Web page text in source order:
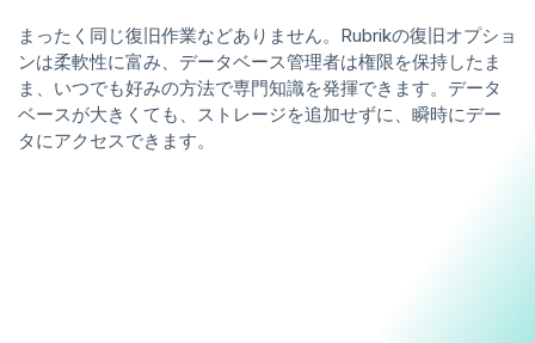
まったく同じ復旧作業などありません。Rubrikの復旧オプショ
ンは柔軟性に富み、データベース管理者は権限を保持したま
ま、いつでも好みの方法で専門知識を発揮できます。データ
ベースが大きくても、ストレージを追加せずに、瞬時にデー
タにアクセスできます。